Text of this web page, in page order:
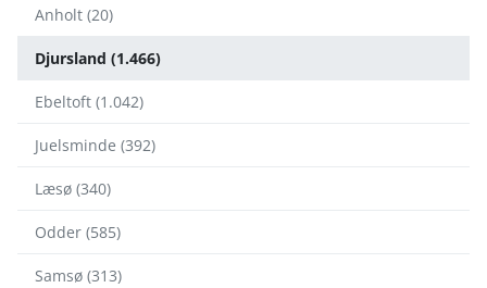
Anholt (20)
Djursland (1.466)
Ebeltoft (1.042)
Juelsminde (392)
Læsø (340)
Odder (585)
Samsø (313)